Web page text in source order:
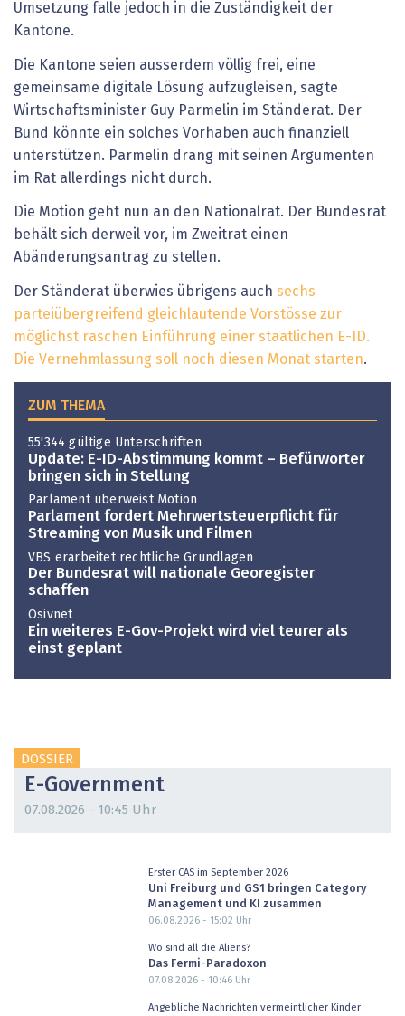
Umsetzung falle jedoch in die Zuständigkeit der
Kantone.
Die Kantone seien ausserdem völlig frei, eine
gemeinsame digitale Lösung aufzugleisen, sagte
Wirtschaftsminister Guy Parmelin im Ständerat. Der
Bund könnte ein solches Vorhaben auch finanziell
unterstützen. Parmelin drang mit seinen Argumenten
im Rat allerdings nicht durch.
Die Motion geht nun an den Nationalrat. Der Bundesrat
behält sich derweil vor, im Zweitrat einen
Abänderungsantrag zu stellen.
Der Ständerat überwies übrigens auch sechs
parteiübergreifend gleichlautende Vorstösse zur
möglichst raschen Einführung einer staatlichen E-ID.
Die Vernehmlassung soll noch diesen Monat starten.
ZUM THEMA
55'344 gültige Unterschriften
Update: E-ID-Abstimmung kommt – Befürworter
bringen sich in Stellung
Parlament überweist Motion
Parlament fordert Mehrwertsteuerpflicht für
Streaming von Musik und Filmen
VBS erarbeitet rechtliche Grundlagen
Der Bundesrat will nationale Georegister
schaffen
Osivnet
Ein weiteres E-Gov-Projekt wird viel teurer als
einst geplant
DOSSIER
E-Government
07.08.2026 - 10:45 Uhr
Erster CAS im September 2026
Uni Freiburg und GS1 bringen Category
Management und KI zusammen
06.08.2026 - 15:02 Uhr
Wo sind all die Aliens?
Das Fermi-Paradoxon
07.08.2026 - 10:46Uhr
Angebliche Nachrichten vermeintlicher Kinder